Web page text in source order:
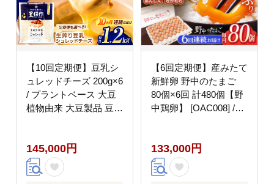
【10回定期便】豆乳シ
ュレッドチーズ 200g×6
/ プラントベース 大豆
植物由来 大豆製品 豆乳
ギー対応 ヘルシー コレ
ステロールゼロ ソイミ
ルク 健康 乳製品不使用
145,000円
【6回定期便】産みたて
新鮮卵 野中のたまご
80個×6回 計480個【野
中鶏卵】 [OAC008] /卵
たまご タマゴ
133,000円